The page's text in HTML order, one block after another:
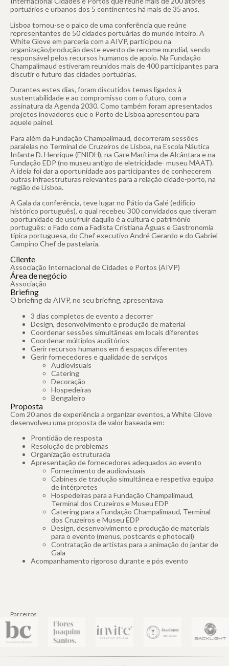
portuários e urbanos dos 5 continentes há mais de 35 anos.
Lisboa tornou-se o palco de uma conferência que reúne
representantes de 50 cidades portuárias do mundo inteiro. A
White Glove em parceria com a AIVP, participou na
organização/produção deste evento de renome mundial, sendo
responsável pelos recursos humanos de apoio. Na Fundação
Champalimaud estiveram reunidos mais de 400 participantes para
discutir o futuro das cidades portuárias.
Durantes estes dias, foram discutidos temas ligados à
sustentabilidade e ao compromisso com o futuro, com a
assinatura da Agenda 2030. Como também foram apresentados
projetos inovadores que o Porto de Lisboa apresentou para
aquele painel.
Para além da Fundação Champalimaud, decorreram sessões
paralelas no Terminal de Cruzeiros de Lisboa, na Escola Náutica
Infante D. Henrique (ENIDH), na Gare Marítima de Alcântara e na
Fundação EDP (no museu antigo de eletricidade- museu MAAT).
A ideia foi dar a oportunidade aos participantes de conhecerem
outras infraestruturas relevantes para a relação cidade-porto, na
região de Lisboa.
A Gala da conferência, teve lugar no Pátio da Galé (edifício
histórico português), o qual recebeu 300 convidados que tiveram
oportunidade de usufruir daquilo é a cultura e património
português: o Fado com a Fadista Cristiana Águas e Gastronomia
típica portuguesa, do Chef executivo André Gerardo e do Gabriel
Campino Chef de pastelaria.
Cliente
Associação Internacional de Cidades e Portos (AIVP)
Área de negócio
Associação
Briefing
O briefing da AIVP, no seu briefing, apresentava
3 dias completos de evento a decorrer
Design, desenvolvimento e produção de material
Coordenar sessões simultâneas em locais diferentes
Coordenar múltiplos auditórios
Gerir recursos humanos em 6 espaços diferentes
Gerir fornecedores e qualidade de serviços
Audiovisuais
Catering
Decoração
Hospedeiras
Bengaleiro
Proposta
Com 20 anos de experiência a organizar eventos, a White Glove
desenvolveu uma proposta de valor baseada em:
Prontidão de resposta
Resolução de problemas
Organização estruturada
Apresentação de fornecedores adequados ao evento
Fornecimento de audiovisuais
Cabines de tradução simultânea e respetiva equipa
de intérpretes
Hospedeiras para a Fundação Champalimaud,
Terminal dos Cruzeiros e Museu EDP
Catering para a Fundação Champalimaud, Terminal
dos Cruzeiros e Museu EDP
Design, desenvolvimento e produção de materiais
para o evento (menus, postcards e photocall)
Contratação de artistas para a animação do jantar de
Gala
Acompanhamento rigoroso durante e pós evento
Parceiros